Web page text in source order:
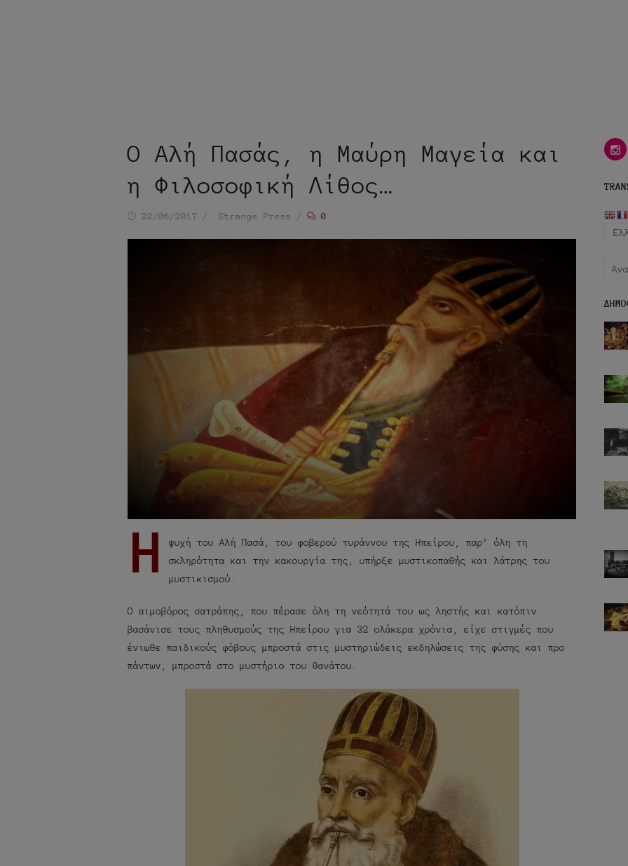
Ο Αλή Πασάς, η Μαύρη Μαγεία και
η Φιλοσοφική Λίθος…
Ημ/22/06/2017 Συντάκτης
Strange Press 0
Η
ψυχή του Αλή Πασά, του φοβερού τυράννου της Ηπείρου, παρ’ όλη τη
σκληρότητα και την κακουργία της, υπήρξε μυστικοπαθής και λάτρης του
μυστικισμού.
Ο αιμοβόρος σατράπης, που πέρασε όλη τη νεότητά του ως ληστής και κατόπιν
βασάνισε τους πληθυσμούς της Ηπείρου για 32 ολάκερα χρόνια, είχε στιγμές που
ένιωθε παιδικούς φόβους μπροστά στις μυστηριώδεις εκδηλώσεις της φύσης και προ
πάντων, μπροστά στο μυστήριο του θανάτου.